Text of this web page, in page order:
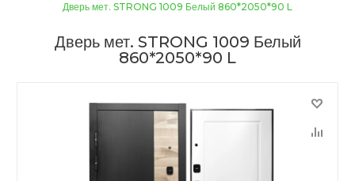
Дверь мет. STRONG 1009 Белый 860*2050*90 L
Дверь мет. STRONG 1009 Белый
860*2050*90 L